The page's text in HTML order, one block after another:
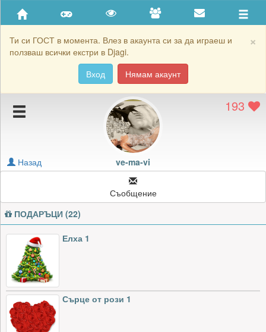
×
Ти си ГОСТ в момента. Влез в акаунта си за да играеш и
ползваш всички екстри в Djagi.
Вход
Нямам акаунт
Приятели
Хронология на игри
Подаръците на ve-ma-vi
Картичките на ve-ma-vi
Блокирай ve-ma-vi
193
ve-ma-vi
Назад
Съобщение
ПОДАРЪЦИ (22)
Елха 1
Сърце от рози 1